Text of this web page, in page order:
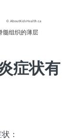
髓组织的薄层
症状有
：